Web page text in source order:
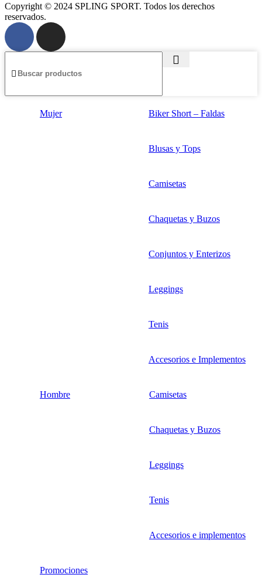
Copyright © 2024 SPLING SPORT. Todos los derechos
reservados.
Mujer Biker Short – Faldas
Blusas y Tops
Camisetas
Chaquetas y Buzos
Conjuntos y Enterizos
Leggings
Tenis
Accesorios e Implementos
Hombre Camisetas
Chaquetas y Buzos
Leggings
Tenis
Accesorios e implementos
Promociones